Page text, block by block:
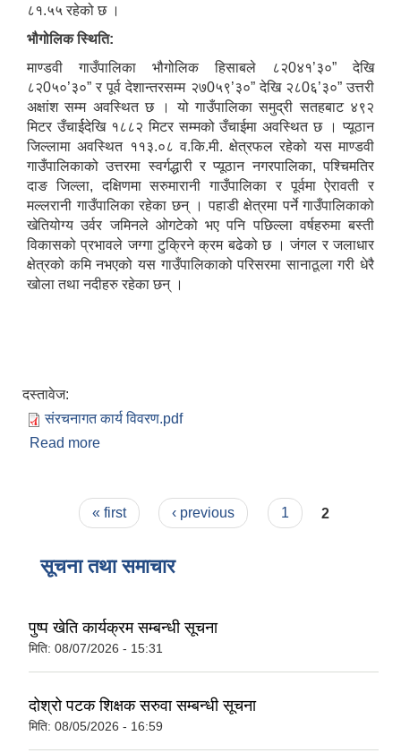
८१.५५ रहेको छ ।
भौगोलिक स्थिति:
माण्डवी गाउँपालिका भौगोलिक हिसाबले ८२0४१’३०” देखि
८२0५०’३०” र पूर्व देशान्तरसम्म २७0५९’३०” देखि २८0६’३०” उत्तरी
अक्षांश सम्म अवस्थित छ । यो गाउँपालिका समुद्री सतहबाट ४९२
मिटर उँचार्ईदेखि १८८२ मिटर सम्मको उँचाईमा अवस्थित छ । प्यूठान
जिल्लामा अवस्थित ११३.०८ व.कि.मी. क्षेत्रफल रहेको यस माण्डवी
गाउँपालिकाको उत्तरमा स्वर्गद्धारी र प्यूठान नगरपालिका, पश्चिमतिर
दाङ जिल्ला, दक्षिणमा सरुमारानी गाउँपालिका र पूर्वमा ऐरावती र
मल्लरानी गाउँपालिका रहेका छन् । पहाडी क्षेत्रमा पर्ने गाउँपालिकाको
खेतियोग्य उर्वर जमिनले ओगटेको भए पनि पछिल्ला वर्षहरुमा बस्ती
विकासको प्रभावले जग्गा टुक्रिने क्रम बढेको छ । जंगल र जलाधार
क्षेत्रको कमि नभएको यस गाउँपालिकाको परिसरमा सानाठूला गरी धेरै
खोला तथा नदीहरु रहेका छन् ।
दस्तावेज:
संरचनागत कार्य विवरण.pdf
Read more
Pages« first ‹ previous 1 2
सूचना तथा समाचार
पुष्प खेति कार्यक्रम सम्बन्धी सूचना
मिति: 08/07/2026 - 15:31
दोश्रो पटक शिक्षक सरुवा सम्बन्धी सूचना
मिति: 08/05/2026 - 16:59